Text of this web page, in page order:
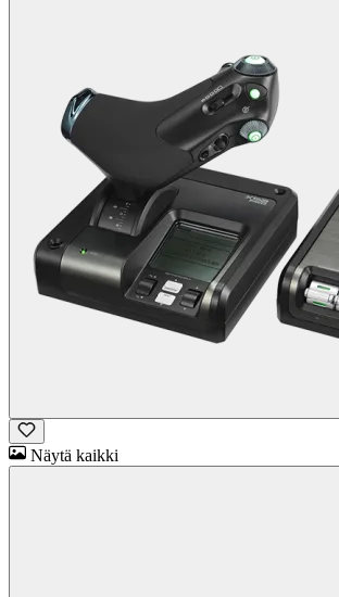
Näytä kaikki